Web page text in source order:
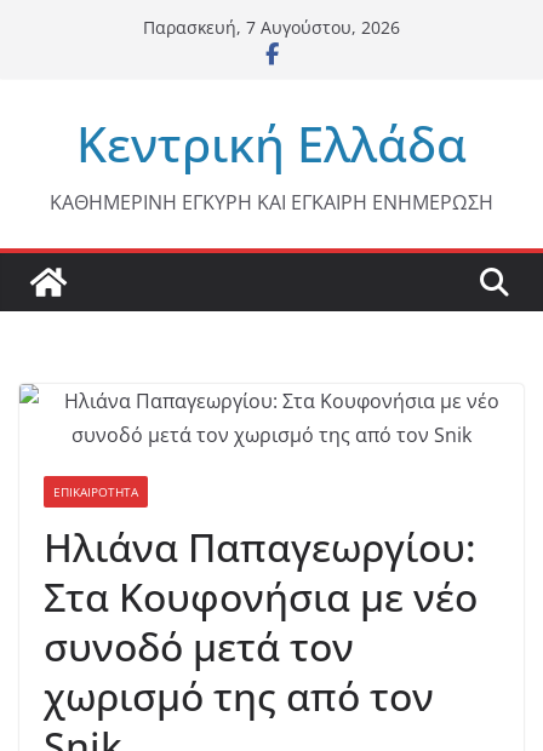
Παρασκευή, 7 Αυγούστου, 2026
Κεντρική Ελλάδα
ΚΑΘΗΜΕΡΙΝΗ ΕΓΚΥΡΗ ΚΑΙ ΕΓΚΑΙΡΗ ΕΝΗΜΕΡΩΣΗ
ΕΠΙΚΑΙΡΟΤΗΤΑ
Ηλιάνα Παπαγεωργίου:
Στα Κουφονήσια με νέο
συνοδό μετά τον
χωρισμό της από τον